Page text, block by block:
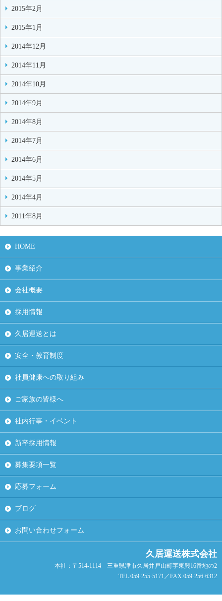
2015年2月
2015年1月
2014年12月
2014年11月
2014年10月
2014年9月
2014年8月
2014年7月
2014年6月
2014年5月
2014年4月
2011年8月
HOME
事業紹介
会社概要
採用情報
久居運送とは
安全・教育制度
社員健康への取り組み
ご家族の皆様へ
社内行事・イベント
新卒採用情報
募集要項一覧
応募フォーム
ブログ
お問い合わせフォーム
久居運送株式会社
本社：〒514-1114 三重県津市久居井戸山町字東興16番地の2
TEL.059-255-5171／FAX.059-256-6312